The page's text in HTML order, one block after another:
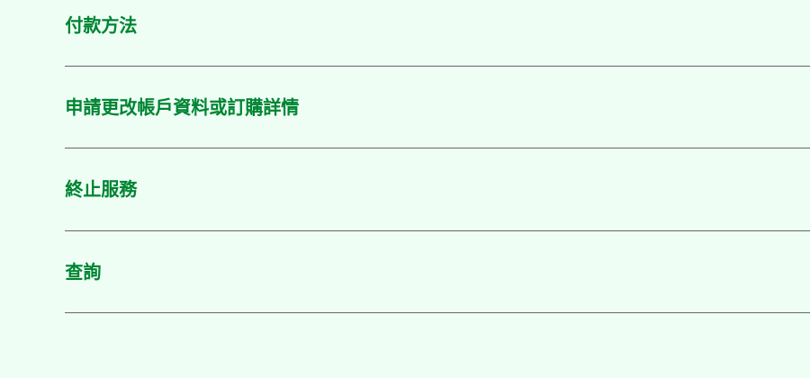
付款方法
申請更改帳戶資料或訂購詳情
終止服務
查詢